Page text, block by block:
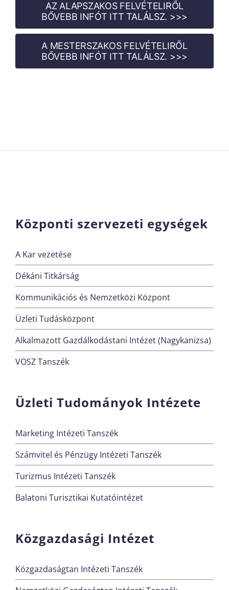
AZ ALAPSZAKOS FELVÉTELIRŐL
BŐVEBB INFÓT ITT TALÁLSZ. >>>
A MESTERSZAKOS FELVÉTELIRŐL
BŐVEBB INFÓT ITT TALÁLSZ. >>>
Központi szervezeti egységek
A Kar vezetése
Dékáni Titkárság
Kommunikációs és Nemzetközi Központ
Üzleti Tudásközpont
Alkalmazott Gazdálkodástani Intézet (Nagykanizsa)
VOSZ Tanszék
Üzleti Tudományok Intézete
Marketing Intézeti Tanszék
Számvitel és Pénzügy Intézeti Tanszék
Turizmus Intézeti Tanszék
Balatoni Turisztikai Kutatóintézet
Közgazdasági Intézet
Közgazdaságtan Intézeti Tanszék